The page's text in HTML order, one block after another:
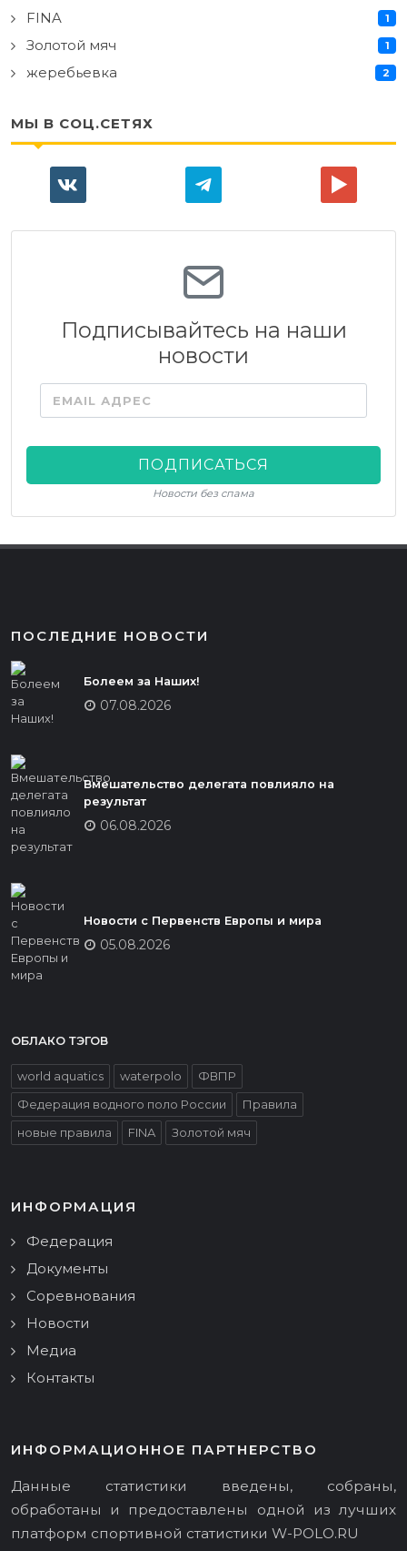
FINA 1
Золотой мяч 1
жеребьевка 2
МЫ В СОЦ.СЕТЯХ
Подписывайтесь на наши
новости
EMAIL АДРЕС
ПОДПИСАТЬСЯ
Новости без спама
ПОСЛЕДНИЕ НОВОСТИ
Болеем за Наших!
07.08.2026
Вмешательство делегата повлияло на
результат
06.08.2026
Новости с Первенств Европы и мира
05.08.2026
ОБЛАКО ТЭГОВ
world aquatics waterpolo
ФВПР
Федерация водного поло России
Правила
новые правила
FINA Золотой мяч
ИНФОРМАЦИЯ
Федерация
Документы
Соревнования
Новости
Медиа
Контакты
ИНФОРМАЦИОННОЕ ПАРТНЕРСТВО
Данные статистики введены, собраны,
обработаны и предоставлены одной из лучших
платформ спортивной статистики W-POLO.RU